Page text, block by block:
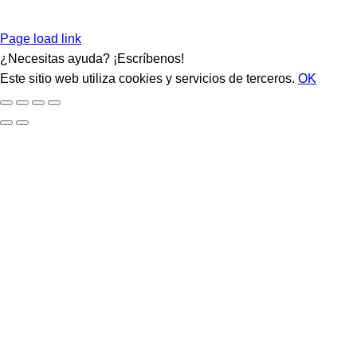
Page load link
¿Necesitas ayuda? ¡Escríbenos!
Este sitio web utiliza cookies y servicios de terceros. OK